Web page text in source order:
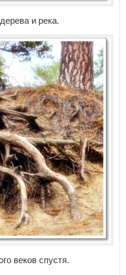
и река.
веков спустя.